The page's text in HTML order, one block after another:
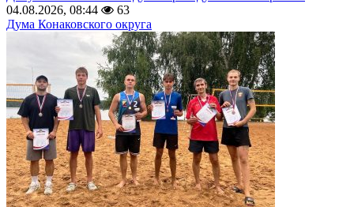
04.08.2026, 08:44
63
Дума Конаковского округа